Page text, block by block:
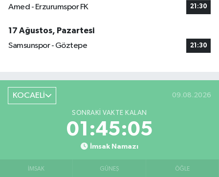
Amed - Erzurumspor FK 21:30
17 Ağustos, Pazartesi
Samsunspor - Göztepe
21:30
KOCAELİ 09.08.2026
SONRAKI VAKTE KALAN
01:45:04
İmsak Namazı
İMSAK GÜNEŞ ÖĞLE